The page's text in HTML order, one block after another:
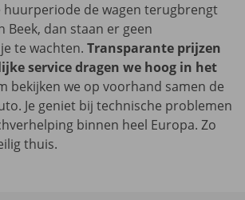
huurperiode de wagen terugbrengt
Beek, dan staan er geen
te wachten. Transparante prijzen
service dragen we hoog in het
bekijken we op voorhand samen de
Je geniet bij technische problemen
binnen heel Europa. Zo
thuis.